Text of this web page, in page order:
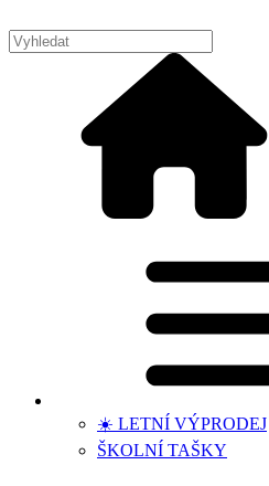
☀️ LETNÍ VÝPRODEJ
ŠKOLNÍ TAŠKY